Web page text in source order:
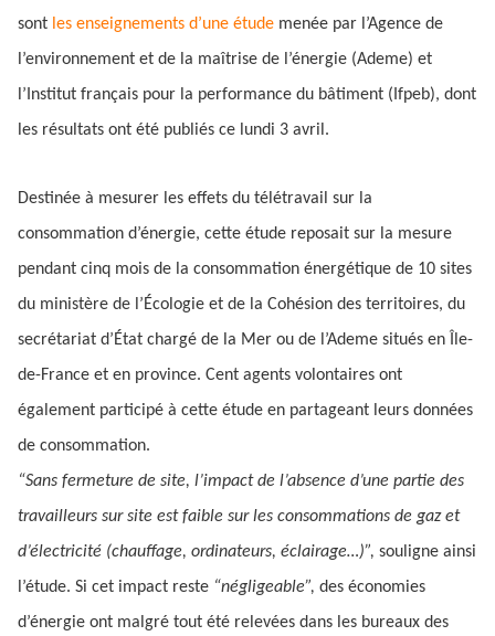
sont les enseignements d’une étude menée par l’Agence de
l’environnement et de la maîtrise de l’énergie (Ademe) et
l’Institut français pour la performance du bâtiment (Ifpeb), dont
les résultats ont été publiés ce lundi 3 avril.
Destinée à mesurer les effets du télétravail sur la
consommation d’énergie, cette étude reposait sur la mesure
pendant cinq mois de la consommation énergétique de 10 sites
du ministère de l’Écologie et de la Cohésion des territoires, du
secrétariat d’État chargé de la Mer ou de l’Ademe situés en Île-
de-France et en province. Cent agents volontaires ont
également participé à cette étude en partageant leurs données
de consommation.
“Sans fermeture de site, l’impact de l’absence d’une partie des
travailleurs sur site est faible sur les consommations de gaz et
d’électricité (chauffage, ordinateurs, éclairage…)”, souligne ainsi
l’étude. Si cet impact reste “négligeable”, des économies
d’énergie ont malgré tout été relevées dans les bureaux des